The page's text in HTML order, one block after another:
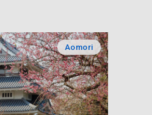
Aomori